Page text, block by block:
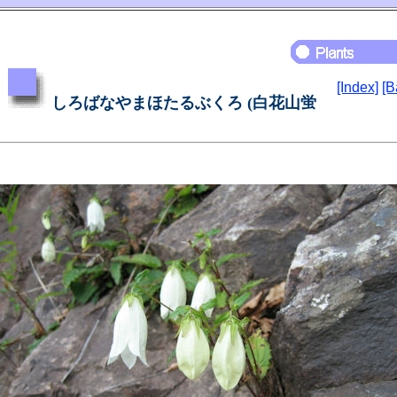
しろばなやまほたるぶくろ (白花山蛍
[Index]